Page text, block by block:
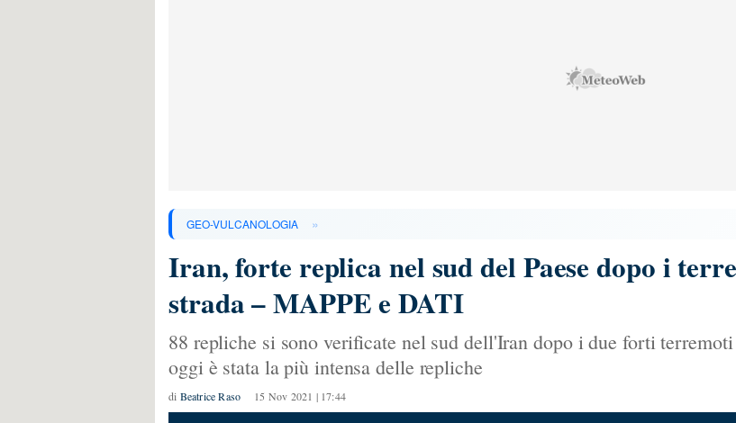
GEO-VULCANOLOGIA »
Iran, forte replica nel sud del Paese dopo i
strada – MAPPE e DATI
88 repliche si sono verificate nel sud dell'Iran dopo i due forti
oggi è stata la più intensa delle repliche
di Beatrice Raso 15 Nov 2021 | 17:44